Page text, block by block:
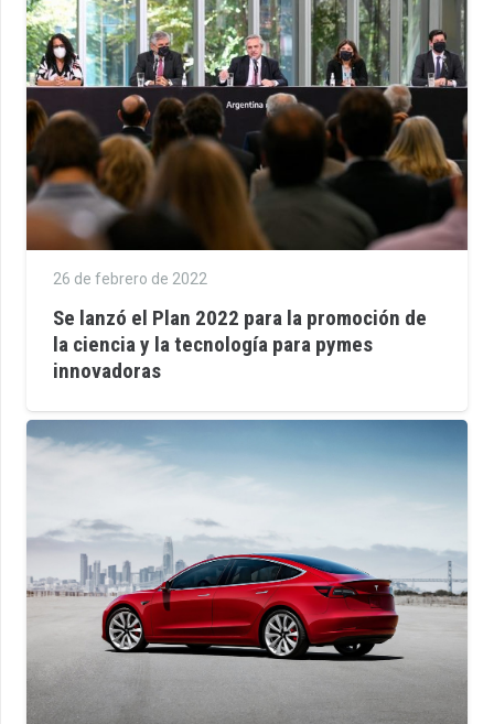
26 de febrero de 2022
Se lanzó el Plan 2022 para la promoción de
la ciencia y la tecnología para pymes
innovadoras